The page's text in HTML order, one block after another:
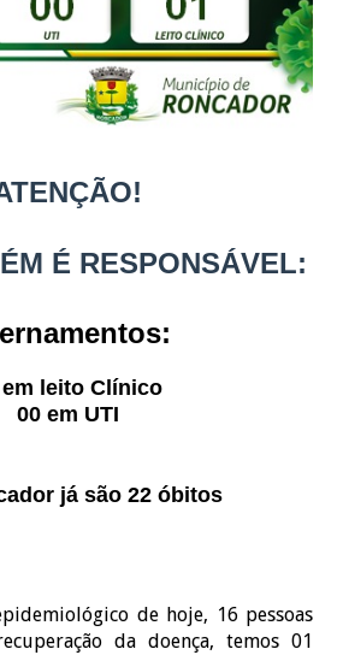
É RESPONSÁVEL:
em leito Clínico
00 em UTI
já são 22 óbitos
de hoje, 16 pessoas
da doença, temos 01